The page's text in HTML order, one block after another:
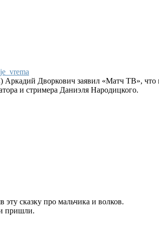
Дворкович заявил «Матч ТВ»,
и стримера Даниэля Народицкого.
эту сказку про мальчика и волков.
пришли.